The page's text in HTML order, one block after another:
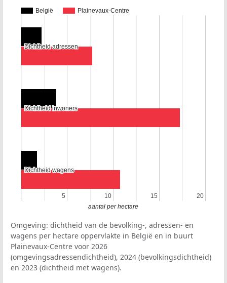
België Plainevaux-Centre
5
5 10
10 15
15 20
20
Dichtheid adressen
Dichtheid adressen
Dichtheid inwoners
Dichtheid inwoners
Dichtheid wagens
Dichtheid wagens
aantal per hectare
Omgeving: dichtheid van de bevolking-, adressen- en
wagens per hectare oppervlakte in België en in buurt
Plainevaux-Centre voor 2026
(omgevingsadressendichtheid), 2024 (bevolkingsdichtheid)
en 2023 (dichtheid met wagens).